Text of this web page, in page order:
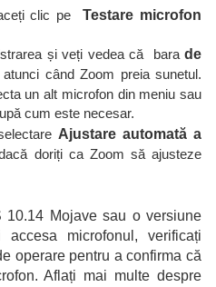
clic peTestare microfon
și veți vedea că bara de
când Zoom preia sunetul.
un alt microfon din meniu sau
cum este necesar.
Ajustare automată a
doriți ca Zoom să ajusteze
10.14 Mojave sau o versiune
microfonul, verificați
operare pentru a confirma că
Aflați mai multe despre